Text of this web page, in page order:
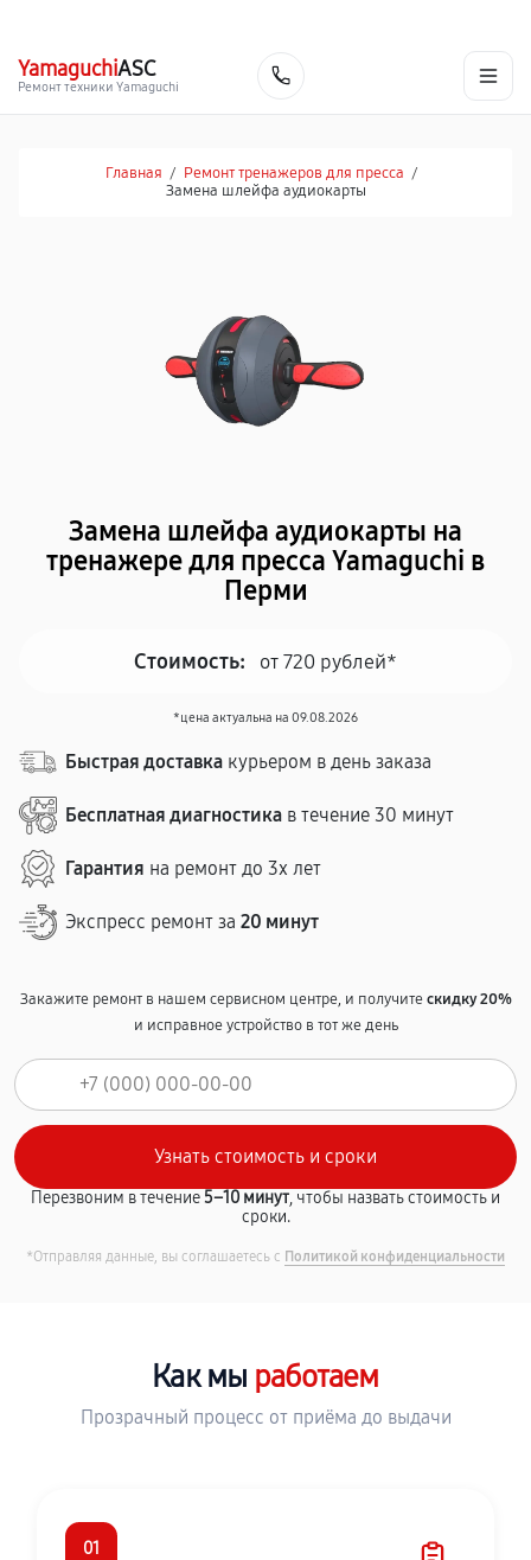
YamaguchiASC
Ремонт техники Yamaguchi
Главная / Ремонт тренажеров для пресса /
Замена шлейфа аудиокарты
Замена шлейфа аудиокарты на
тренажере для пресса Yamaguchi в
Перми
Стоимость: от 720 рублей*
*цена актуальна на 09.08.2026
Быстрая доставка курьером в день заказа
Бесплатная диагностика в течение 30 минут
Гарантия на ремонт до 3х лет
Экспресс ремонт за 20 минут
Закажите ремонт в нашем сервисном центре, и получитескидку 20%
и исправное устройство в тот же день
Перезвоним в течение5–10 минут, чтобы назвать стоимость и
сроки.
*Отправляя данные, вы соглашаетесь с Политикой конфиденциальности
Как мы работаем
Прозрачный процесс от приёма до выдачи
01